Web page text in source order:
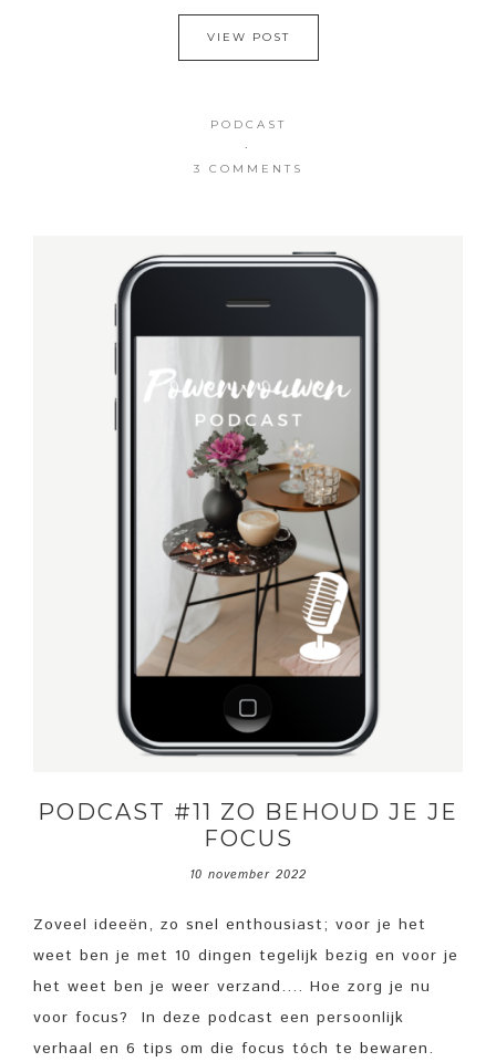
VIEW POST
PODCAST
·
3 COMMENTS
PODCAST #11 ZO BEHOUD JE JE
FOCUS
10 november 2022
Zoveel ideeën, zo snel enthousiast; voor je het
weet ben je met 10 dingen tegelijk bezig en voor je
het weet ben je weer verzand.... Hoe zorg je nu
voor focus? In deze podcast een persoonlijk
verhaal en 6 tips om die focus tóch te bewaren.